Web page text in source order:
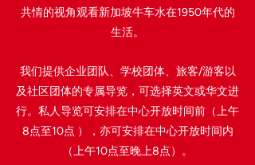
共情的视角观看新加坡牛车水在1950年代的
生活。
我们提供企业团队、学校团体、旅客/游客以
及社区团体的专属导览，可选择英文或华文进
行。私人导览可安排在中心开放时间前（上午
8点至10点 ），亦可安排在中心开放时间内
（上午10点至晚上8点）。